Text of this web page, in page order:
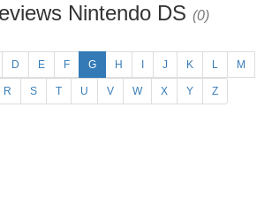
Nintendo DS (0)
D E F G H J K L M
R S T U V W X Y Z